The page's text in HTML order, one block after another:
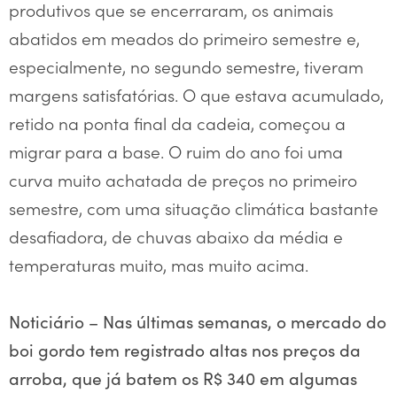
produtivos que se encerraram, os animais
abatidos em meados do primeiro semestre e,
especialmente, no segundo semestre, tiveram
margens satisfatórias. O que estava acumulado,
retido na ponta final da cadeia, começou a
migrar para a base. O ruim do ano foi uma
curva muito achatada de preços no primeiro
semestre, com uma situação climática bastante
desafiadora, de chuvas abaixo da média e
temperaturas muito, mas muito acima.
Noticiário – Nas últimas semanas, o mercado do
boi gordo tem registrado altas nos preços da
arroba, que já batem os R$ 340 em algumas